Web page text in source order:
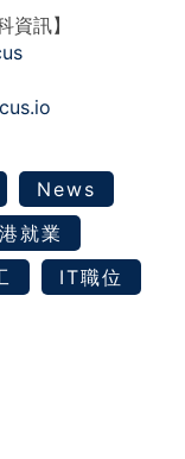
資訊】
News
就業
IT職位